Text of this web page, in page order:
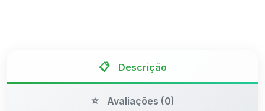
Descrição
Avaliações (0)